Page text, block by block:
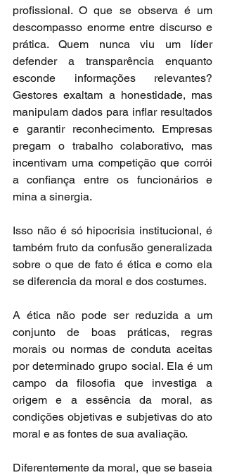
profissional. O que se observa é um
descompasso enorme entre discurso e
prática. Quem nunca viu um líder
defender a transparência enquanto
esconde informações relevantes?
Gestores exaltam a honestidade, mas
manipulam dados para inflar resultados
e garantir reconhecimento. Empresas
pregam o trabalho colaborativo, mas
incentivam uma competição que corrói
a confiança entre os funcionários e
mina a sinergia.
Isso não é só hipocrisia institucional, é
também fruto da confusão generalizada
sobre o que de fato é ética e como ela
se diferencia da moral e dos costumes.
A ética não pode ser reduzida a um
conjunto de boas práticas, regras
morais ou normas de conduta aceitas
por determinado grupo social. Ela é um
campo da filosofia que investiga a
origem e a essência da moral, as
condições objetivas e subjetivas do ato
moral e as fontes de sua avaliação.
Diferentemente da moral, que se baseia